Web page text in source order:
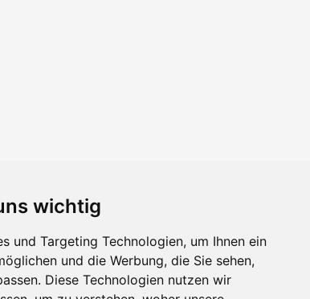
wichtig
und Targeting Technologien, um Ihnen ein
und die Werbung, die Sie sehen,
Diese Technologien nutzen wir